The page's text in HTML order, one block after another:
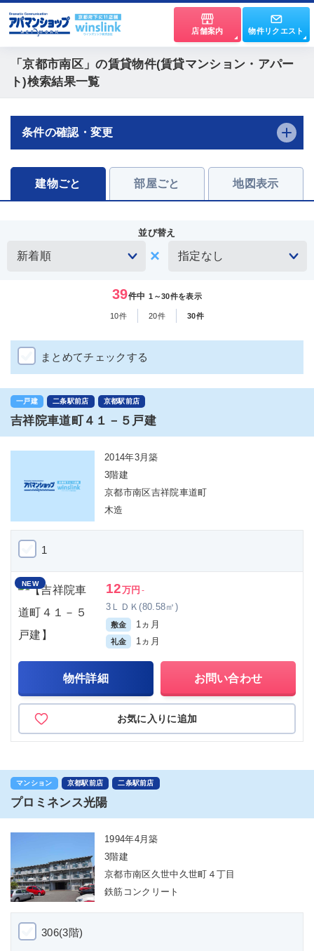
店舗案内 物件リクエスト
「京都市南区」の賃貸物件(賃貸マンション・アパー
ト)検索結果一覧
条件の確認・変更
建物ごと 部屋ごと 地図表示
並び替え
39件中 1～30件を表示
10件 20件 30件
まとめてチェックする
一戸建 二条駅前店 京都駅前店
吉祥院車道町４１－５戸建
2014年3月築
3階建
京都市南区吉祥院車道町
木造
1
NEW 12万円 -
3ＬＤＫ(80.58㎡)
敷金 1ヵ月
礼金 1ヵ月
物件詳細 お問い合わせ
お気に入りに追加
マンション 京都駅前店 二条駅前店
プロミネンス光陽
1994年4月築
3階建
京都市南区久世中久世町４丁目
鉄筋コンクリート
306(3階)